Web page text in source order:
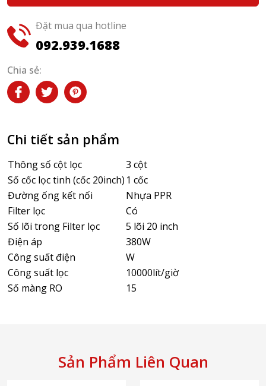
Đặt mua qua hotline
092.939.1688
Chia sẻ:
Chi tiết sản phẩm
Thông số cột lọc
3 cột
Số cốc lọc tinh (cốc 20inch) 1 cốc
Đường ống kết nối
Nhựa PPR
Filter lọc
Có
Số lõi trong Filter lọc
5 lõi 20 inch
Điện áp
380W
Công suất điện
W
Công suất lọc
10000lít/giờ
Số màng RO
15
Sản Phẩm Liên Quan